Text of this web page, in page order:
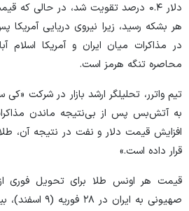
هر بشکه رسید، زیرا نیروی دریایی
در مذاکرات میان ایران و آمریکا اسلام
محاصره تنگه هرمز است.
تیم واترر، تحلیلگر ارشد بازار در شرکت
به آتش‌بس پس از بی‌نتیجه ماندن
افزایش قیمت دلار و نفت در نتیجه آن،
قرار داده است.»
قیمت هر اونس طلا برای تحویل فوری از